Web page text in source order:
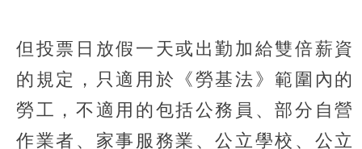
但投票日放假一天或出勤加給雙倍薪資
的規定，只適用於《勞基法》範圍內的
勞工，不適用的包括公務員、部分自營
作業者、家事服務業、公立學校、公立